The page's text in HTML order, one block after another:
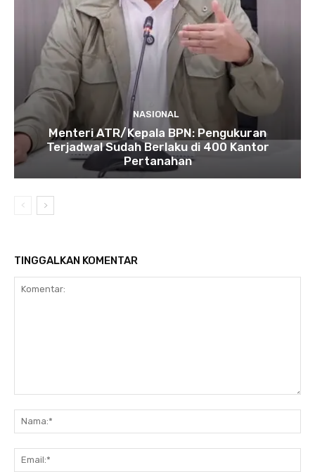
NASIONAL
Menteri ATR/Kepala BPN: Pengukuran
Terjadwal Sudah Berlaku di 400 Kantor
Pertanahan
TINGGALKAN KOMENTAR